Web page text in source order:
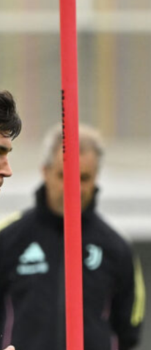
per i
riportare la Juve